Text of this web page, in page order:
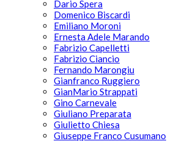
Dario Spera
Domenico Biscardi
Emiliano Moroni
Ernesta Adele Marando
Fabrizio Capelletti
Fabrizio Ciancio
Fernando Marongiu
Gianfranco Ruggiero
GianMario Strappati
Gino Carnevale
Giuliano Preparata
Giulietto Chiesa
Giuseppe Franco Cusumano